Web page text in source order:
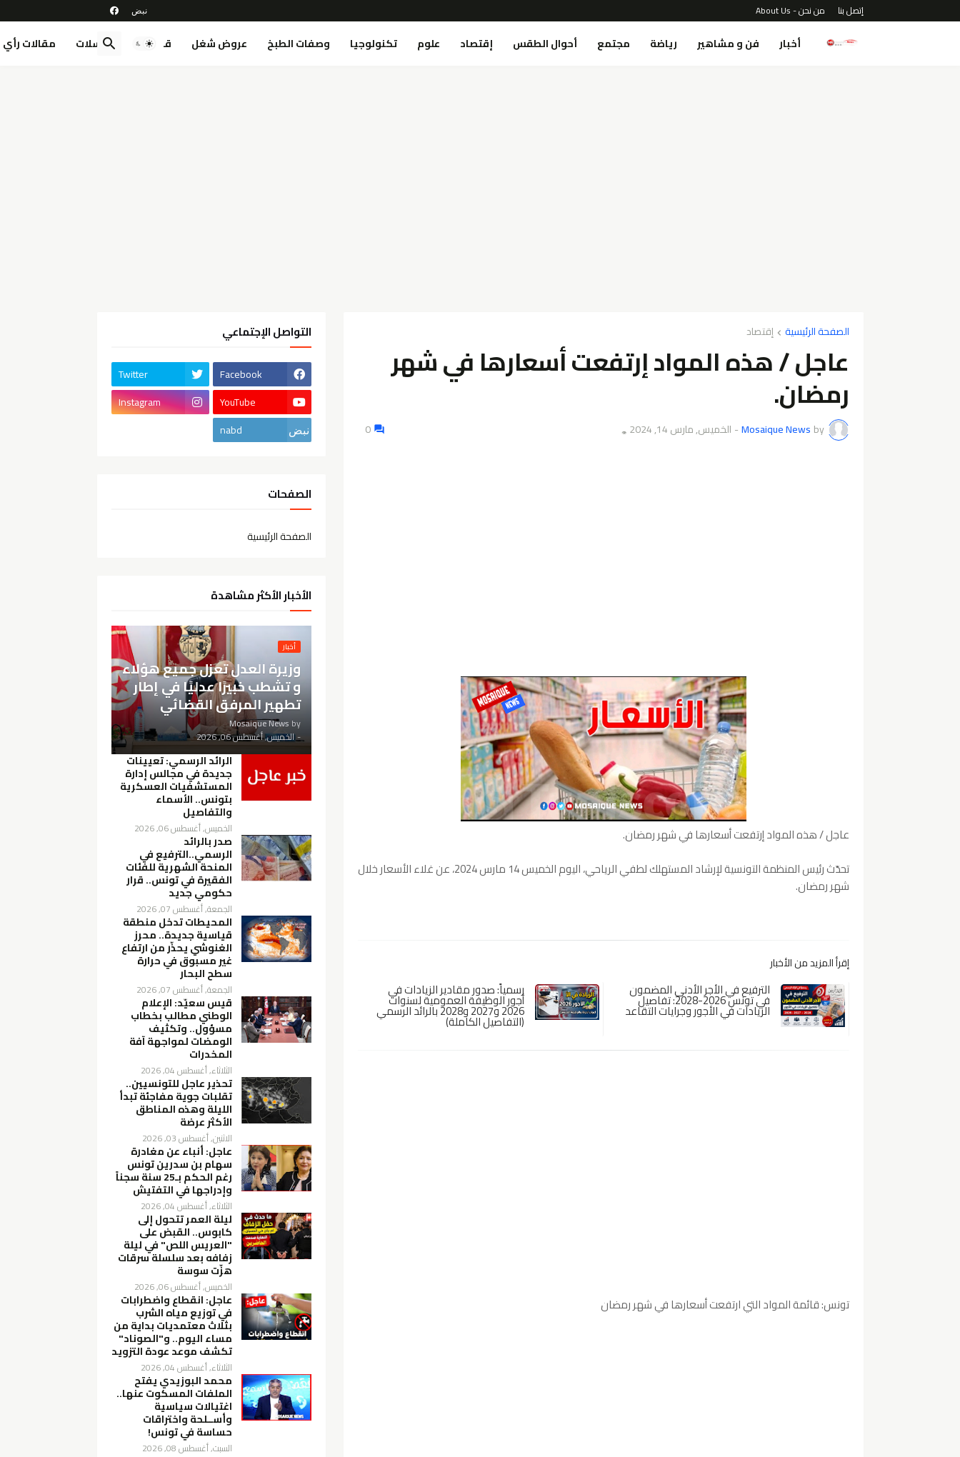
إتصل بنا من نحن - About Us
أخبار فن و مشاهير رياضة مجتمع أحوال الطقس إقتصاد علوم تكنولوجيا وصفات الطبخ عروض شغل قصص مسلسلات مقالات رأي
الصفحة الرئيسية إقتصاد
عاجل / هذه المواد إرتفعت أسعارها في شهر
رمضان.
by
Mosaique News
- الخميس, مارس 14, 2024 👁️
0
عاجل / هذه المواد إرتفعت أسعارها في شهر رمضان.
تحدّث رئيس المنظمة التونسية لإرشاد المستهلك لطفي الرياحي، اليوم الخميس 14 مارس 2024، عن غلاء الأسعار خلال
شهر رمضان.
إقرأ المزيد من الأخبار
الترفيع في الأجر الأدنى المضمون
في تونس 2026-2028: تفاصيل
الزيادات في الأجور وجرايات التقاعد
رسمياً: صدور مقادير الزيادات في
أجور الوظيفة العمومية لسنوات
2026 و2027 و2028 بالرائد الرسمي
(التفاصيل الكاملة)
تونس: قائمة المواد التي ارتفعت أسعارها في شهر رمضان
التواصل الإجتماعي
Facebook
Twitter
YouTube
Instagram
nabd
الصفحات
الصفحة الرئيسية
الأخبار الأكثر مشاهدة
أخبار
وزيرة العدل تعزل جميع هؤلاء
و تشطب خبيرًا عدليًا في إطار
تطهير المرفق القضائي
by
Mosaique News
-الخميس, أغسطس 06, 2026
الرائد الرسمي: تعيينات
جديدة في مجالس إدارة
المستشفيات العسكرية
بتونس.. الأسماء
والتفاصيل
الخميس, أغسطس 06, 2026
صدر بالرائد
الرسمي..الترفيع في
المنحة الشهرية للفئات
الفقيرة في تونس.. قرار
حكومي جديد
الجمعة, أغسطس 07, 2026
المحيطات تدخل منطقة
قياسية جديدة.. محرز
الغنوشي يحذّر من ارتفاع
غير مسبوق في حرارة
سطح البحار
الجمعة, أغسطس 07, 2026
قيس سعيّد: الإعلام
الوطني مطالب بخطاب
مسؤول.. وتكثيف
الومضات لمواجهة آفة
المخدرات
الثلاثاء, أغسطس 04, 2026
تحذير عاجل للتونسيين..
تقلبات جوية مفاجئة تبدأ
الليلة وهذه المناطق
الأكثر عرضة
الاثنين, أغسطس 03, 2026
عاجل: أنباء عن مغادرة
سهام بن سدرين تونس
رغم الحكم بـ25 سنة سجناً
وإدراجها في التفتيش
الثلاثاء, أغسطس 04, 2026
ليلة العمر تتحول إلى
كابوس.. القبض على
"العريس اللص" في ليلة
زفافه بعد سلسلة سرقات
هزّت سوسة
الخميس, أغسطس 06, 2026
عاجل: انقطاع واضطرابات
في توزيع مياه الشرب
بثلاث معتمديات بداية من
مساء اليوم.. و"الصوناد"
تكشف موعد عودة التزويد
الثلاثاء, أغسطس 04, 2026
محمد البوزيدي يفتح
الملفات المسكوت عنها..
اغتيالات سياسية
وأســلحة واختراقات
حساسة في تونس!
السبت, أغسطس 08, 2026